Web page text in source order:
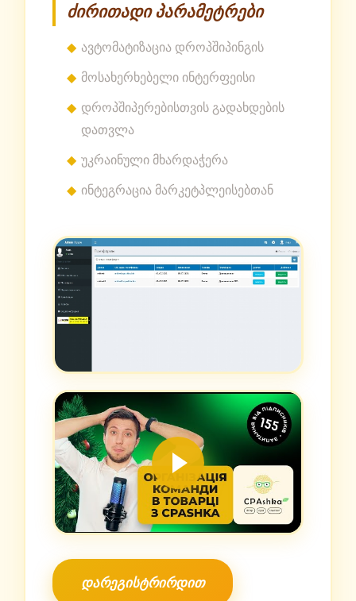
ძირითადი პარამეტრები
ავტომატიზაცია დროპშიპინგის
მოსახერხებელი ინტერფეისი
დროპშიპერებისთვის გადახდების
დათვლა
უკრაინული მხარდაჭერა
ინტეგრაცია მარკეტპლეისებთან
დარეგისტრირდით